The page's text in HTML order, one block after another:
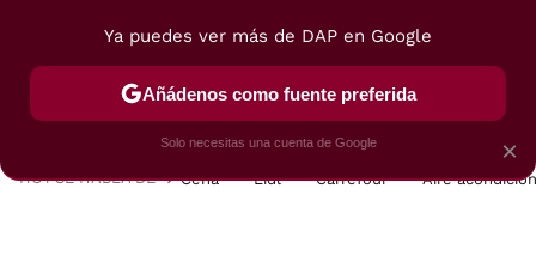
POSTRES VIAJES SELECCIÓN VEGUI
HOY SE HABLA DE Cena Lidl Carrefour Aire
×
Ya puedes ver más de DAP en Google
Añádenos como fuente preferida
Solo necesitas una cuenta de Google